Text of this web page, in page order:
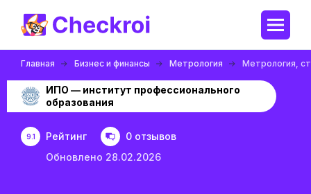
Главная Бизнес и финансы Метрология Метрология,
ИПО — институт профессионального
образования
9.1 Рейтинг
0 отзывов
Обновлено 28.02.2026